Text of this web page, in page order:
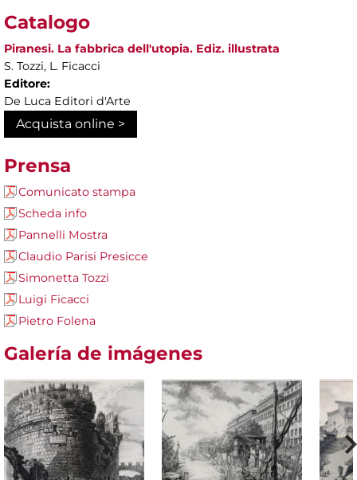
Catalogo
Piranesi. La fabbrica dell'utopia. Ediz. illustrata
S. Tozzi, L. Ficacci
Editore:
De Luca Editori d'Arte
Acquista online >
Prensa
Comunicato stampa
Scheda info
Pannelli Mostra
Claudio Parisi Presicce
Simonetta Tozzi
Luigi Ficacci
Pietro Folena
Galería de imágenes